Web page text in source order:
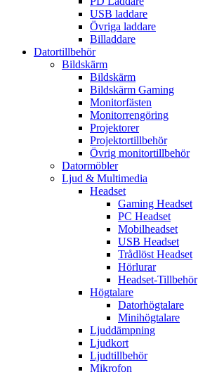
USB laddare
Övriga laddare
Billaddare
Datortillbehör
Bildskärm
Bildskärm
Bildskärm Gaming
Monitorfästen
Monitorrengöring
Projektorer
Projektortillbehör
Övrig monitortillbehör
Datormöbler
Ljud & Multimedia
Headset
Gaming Headset
PC Headset
Mobilheadset
USB Headset
Trådlöst Headset
Hörlurar
Headset-Tillbehör
Högtalare
Datorhögtalare
Minihögtalare
Ljuddämpning
Ljudkort
Ljudtillbehör
Mikrofon